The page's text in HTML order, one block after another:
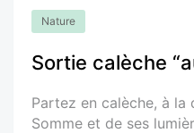
Nature
Sortie calèche
Partez en calèche, à
Somme et de ses